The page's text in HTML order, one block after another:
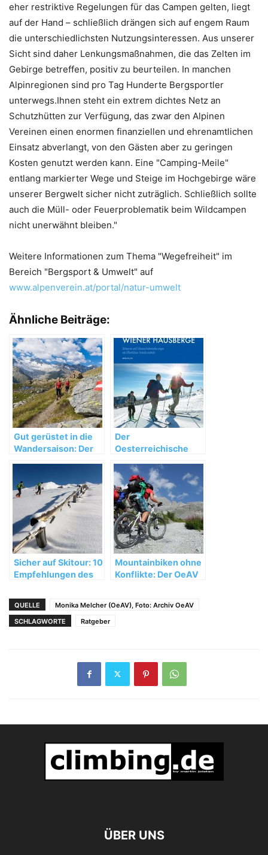
eher restriktive Regelungen für das Campen gelten, liegt
auf der Hand – schließlich drängen sich auf engem Raum
die unterschiedlichsten Nutzungsinteressen. Aus unserer
Sicht sind daher Lenkungsmaßnahmen, die das Zelten im
Gebirge betreffen, positiv zu beurteilen. In manchen
Alpinregionen sind pro Tag Hunderte Bergsportler
unterwegs.Ihnen steht ein extrem dichtes Netz an
Schutzhütten zur Verfügung, das zwar den Alpinen
Vereinen einen enormen finanziellen und ehrenamtlichen
Einsatz abverlangt, von den Gästen aber zu geringen
Kosten genutzt werden kann. Eine "Camping-Meile"
entlang markierter Wege und Steige im Hochgebirge wäre
unserer Bergwelt sicher nicht zuträglich. Schließlich sollte
auch die Müll- oder Feuerproblematik beim Wildcampen
nicht unerwähnt bleiben."
Weitere Informationen zum Thema "Wegefreiheit" im
Bereich "Bergsport & Umwelt" auf
www.alpenverein.at/portal/natur-umwelt
Ähnliche Beiträge:
Gut gerüstet in die
Wandersaison: Der
Zeit am Berg
Der
Oesterreichische
auf
umweltfreundliche
Anreise in die Berge
Sicher auf Skitour: 10
Empfehlungen des
Alpenvereins
Mountainbiken ohne
Konflikte: Der OeAV
QUELLE
Monika Melcher (OeAV), Foto: Archiv OeAV
SCHLAGWORTE
Ratgeber
ÜBER UNS